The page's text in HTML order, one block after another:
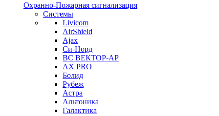
Охранно-Пожарная сигнализация
Системы
Livicom
AirShield
Ajax
Си-Норд
ВС ВЕКТОР-АР
AX PRO
Болид
Рубеж
Астра
Альтоника
Галактика